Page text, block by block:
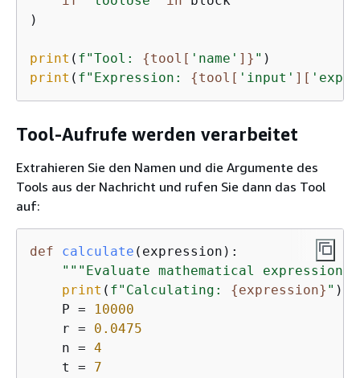
)
print ( f"Tool: {tool[ 'name' ]} "
print ( f"Expression: {tool[ 'input' ][
Tool-Aufrufe werden verarbeitet
Extrahieren Sie den Namen und die Argumente des
Tools aus der Nachricht und rufen Sie dann das Tool
auf:
def calculate ( expression ):
"""Evaluate mathematical
print ( f"Calculating: {expression} " )
    P =
10000
    r =
0.0475
    n =
4
    t =
7